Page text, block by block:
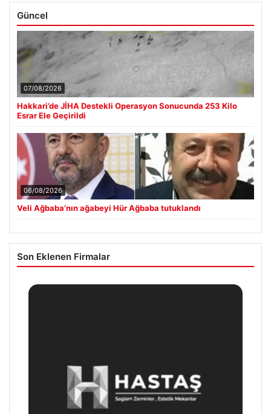
Güncel
07/08/2026
Hakkari’de JİHA Destekli Operasyon Sonucunda 253 Kilo
Esrar Ele Geçirildi
06/08/2026
Veli Ağbaba’nın ağabeyi Hür Ağbaba tutuklandı
Son Eklenen Firmalar